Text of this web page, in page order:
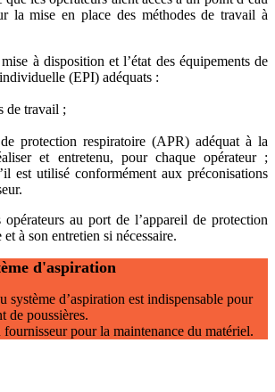
la mise en place des méthodes de travail à
à disposition et l’état des équipements de
(EPI) adéquats :
de travail ;
protection respiratoire (APR) adéquat à la
et entretenu, pour chaque opérateur ;
est utilisé conformément aux préconisations
opérateurs au port de l’appareil de protection
à son entretien si nécessaire.
d'aspiration
système d’aspiration est indispensable pour
de poussières.
pour la maintenance du matériel.